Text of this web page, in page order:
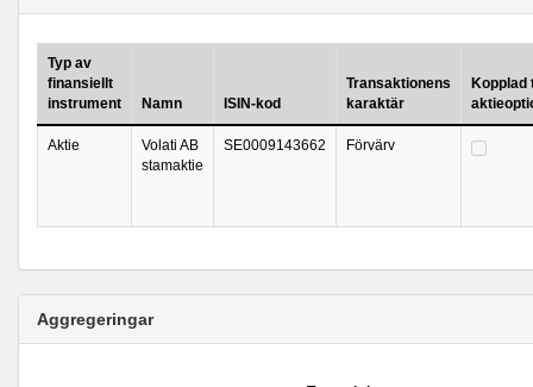
Typ av
finansiellt
instrument
Namn ISIN-kod
Transaktionens
karaktär
Kopplad
Aktie
Volati AB
stamaktie
SE0009143662 Förvärv
Aggregeringar